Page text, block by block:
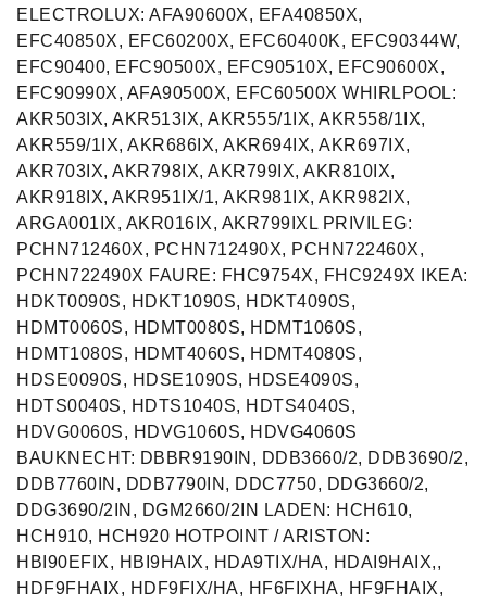
ELECTROLUX: AFA90600X, EFA40850X,
EFC40850X, EFC60200X, EFC60400K, EFC90344W,
EFC90400, EFC90500X, EFC90510X, EFC90600X,
EFC90990X, AFA90500X, EFC60500X WHIRLPOOL:
AKR503IX, AKR513IX, AKR555/1IX, AKR558/1IX,
AKR559/1IX, AKR686IX, AKR694IX, AKR697IX,
AKR703IX, AKR798IX, AKR799IX, AKR810IX,
AKR918IX, AKR951IX/1, AKR981IX, AKR982IX,
ARGA001IX, AKR016IX, AKR799IXL PRIVILEG:
PCHN712460X, PCHN712490X, PCHN722460X,
PCHN722490X FAURE: FHC9754X, FHC9249X IKEA:
HDKT0090S, HDKT1090S, HDKT4090S,
HDMT0060S, HDMT0080S, HDMT1060S,
HDMT1080S, HDMT4060S, HDMT4080S,
HDSE0090S, HDSE1090S, HDSE4090S,
HDTS0040S, HDTS1040S, HDTS4040S,
HDVG0060S, HDVG1060S, HDVG4060S
BAUKNECHT: DBBR9190IN, DDB3660/2, DDB3690/2,
DDB7760IN, DDB7790IN, DDC7750, DDG3660/2,
DDG3690/2IN, DGM2660/2IN LADEN: HCH610,
HCH910, HCH920 HOTPOINT / ARISTON:
HBI90EFIX, HBI9HAIX, HDA9TIX/HA, HDAI9HAIX,,
HDF9FHAIX, HDF9FIX/HA, HF6FIXHA, HF9FHAIX,